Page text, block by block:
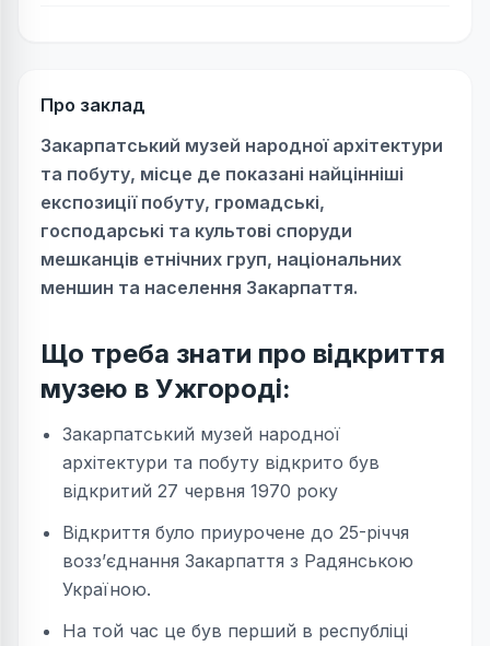
Про заклад
Закарпатський музей народної архітектури
та побуту, місце де показані найцінніші
експозиції побуту, громадські,
господарські та культові споруди
мешканців етнічних груп, національних
меншин та населення Закарпаття.
Що треба знати про відкриття
музею в Ужгороді:
Закарпатський музей народної
архітектури та побуту відкрито був
відкритий 27 червня 1970 року
Відкриття було приурочене до 25-річчя
возз’єднання Закарпаття з Радянською
Україною.
На той час це був перший в республіці